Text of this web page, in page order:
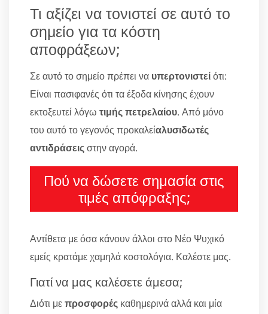
Τι αξίζει να τονιστεί σε αυτό το
σημείο για τα κόστη
αποφράξεων;
Σε αυτό το σημείο πρέπει να υπερτονιστείότι:
Είναι πασιφανές ότι τα έξοδα κίνησης έχουν
εκτοξευτεί λόγω τιμής πετρελαίου. Από μόνο
του αυτό το γεγονός προκαλείαλυσιδωτές
αντιδράσειςστην αγορά.
Πού να δώσετε σημασία στις
τιμές απόφραξης;
Αντίθετα με όσα κάνουν άλλοι στο Νέο Ψυχικό
εμείς κρατάμε χαμηλά κοστολόγια. Καλέστε μας.
Γιατί να μας καλέσετε άμεσα;
Διότι μεπροσφορές καθημερινά αλλά και μία